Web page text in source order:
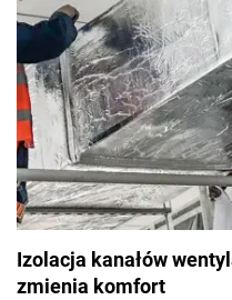
Izolacja kanałów
zmienia komfort